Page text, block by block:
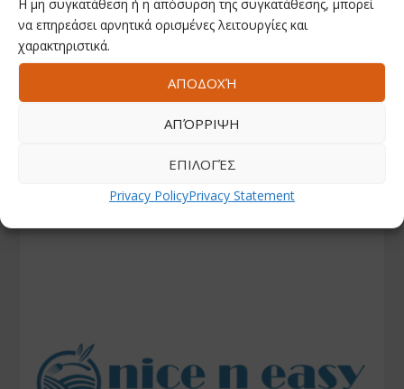
Η μη συγκατάθεση ή η απόσυρση της συγκατάθεσης, μπορεί
να επηρεάσει αρνητικά ορισμένες λειτουργίες και
χαρακτηριστικά.
ΑΠΟΔΟΧΉ
ΑΠΌΡΡΙΨΗ
ΕΠΙΛΟΓΈΣ
Privacy PolicyPrivacy Statement